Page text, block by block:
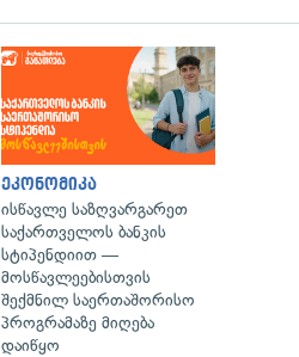
ეკონომიკა
ისწავლე საზღვარგარეთ
საქართველოს ბანკის
სტიპენდიით —
მოსწავლეებისთვის
შექმნილ საერთაშორისო
პროგრამაზე მიღება
დაიწყო